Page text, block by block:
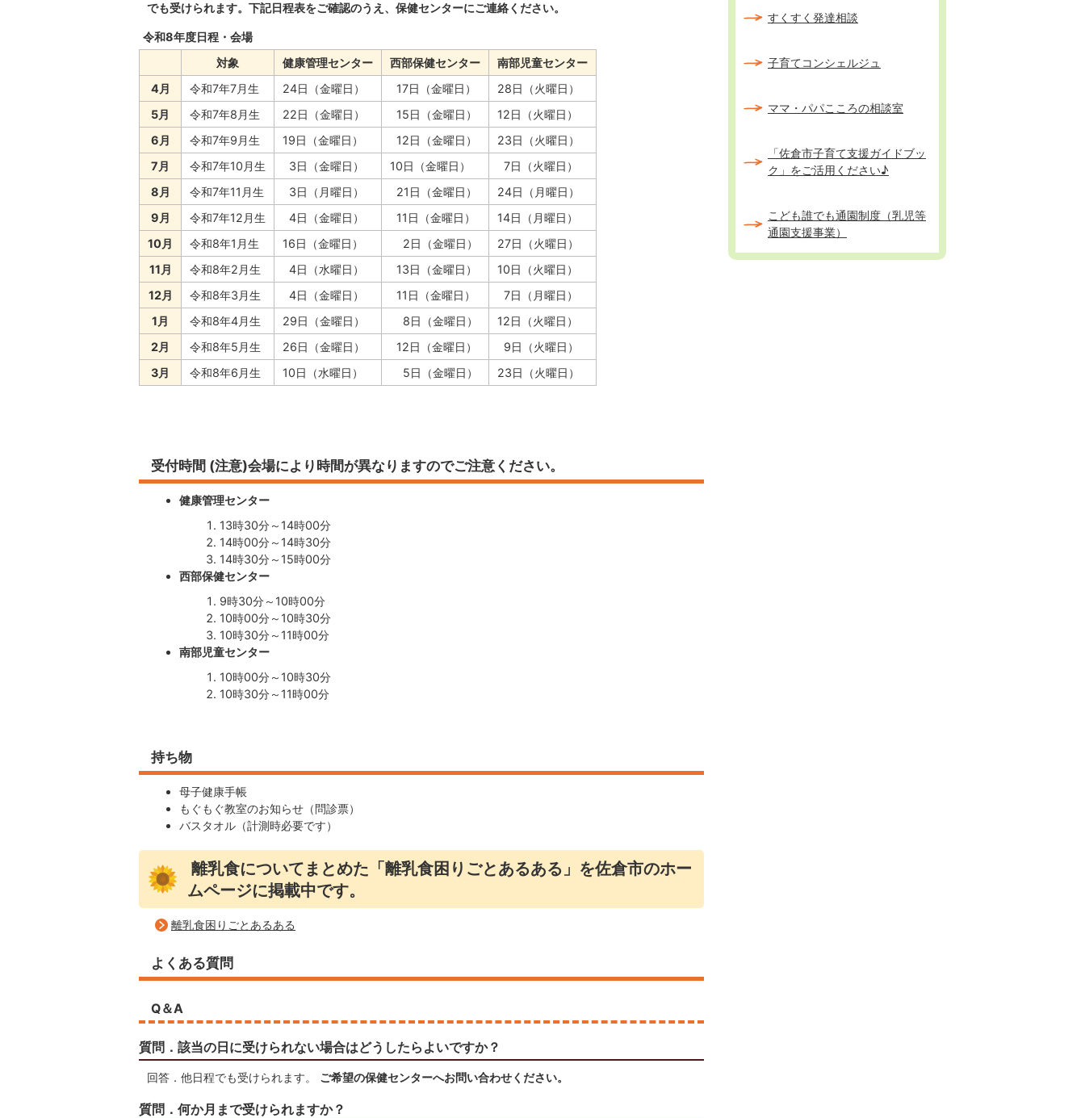
でも受けられます。下記日程表をご確認のうえ、保健センターにご連絡ください。
令和8年度日程・会場
対象
健康管理センター 西部保健センター
南部児童センター
4月
令和7年7月生 24日（金曜日） 17日（金曜日）
28日（火曜日）
5月
令和7年8月生 22日（金曜日） 15日（金曜日）
12日（火曜日）
6月
令和7年9月生 19日（金曜日） 12日（金曜日）
23日（火曜日）
7月
令和7年10月生 3日（金曜日） 10日（金曜日）
7日（火曜日）
8月
令和7年11月生 3日（月曜日） 21日（金曜日）
24日（月曜日）
9月
令和7年12月生 4日（金曜日） 11日（金曜日）
14日（月曜日）
10月
令和8年1月生 16日（金曜日） 2日（金曜日）
27日（火曜日）
11月
令和8年2月生 4日（水曜日） 13日（金曜日）
10日（火曜日）
12月
令和8年3月生 4日（金曜日） 11日（金曜日）
7日（月曜日）
1月
令和8年4月生 29日（金曜日） 8日（金曜日）
12日（火曜日）
2月
令和8年5月生 26日（金曜日） 12日（金曜日）
9日（火曜日）
3月
令和8年6月生 10日（水曜日） 5日（金曜日） 23日（火曜日）
受付時間 (注意)会場により時間が異なりますのでご注意ください。
健康管理センター
13時30分～14時00分
14時00分～14時30分
14時30分～15時00分
西部保健センター
9時30分～10時00分
10時00分～10時30分
10時30分～11時00分
南部児童センター
10時00分～10時30分
10時30分～11時00分
持ち物
母子健康手帳
もぐもぐ教室のお知らせ（問診票）
バスタオル（計測時必要です）
離乳食についてまとめた「離乳食困りごとあるある」を佐倉市のホー
ムページに掲載中です。
離乳食困りごとあるある
よくある質問
Q＆A
質問．該当の日に受けられない場合はどうしたらよいですか？
回答．他日程でも受けられます。 ご希望の保健センターへお問い合わせください。
質問．何か月まで受けられますか？
すくすく発達相談
子育てコンシェルジュ
ママ・パパこころの相談室
「佐倉市子育て支援ガイドブッ
ク」をご活用ください♪
こども誰でも通園制度（乳児等
通園支援事業）